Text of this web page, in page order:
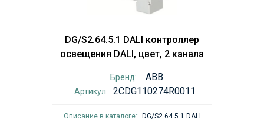
DG/S2.64.5.1 DALI контроллер
освещения DALI, цвет, 2 канала
Бренд: ABB
Артикул: 2CDG110274R0011
Описание в каталоге:: DG/S2.64.5.1 DALI